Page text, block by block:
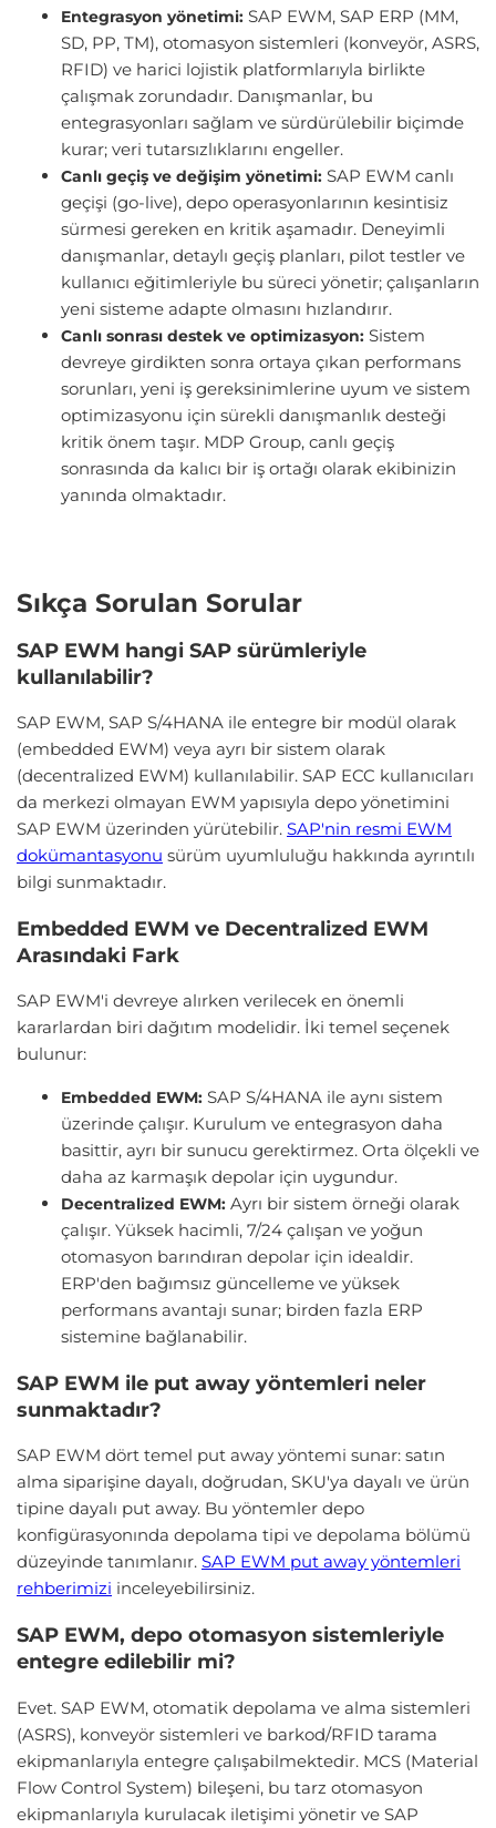
Entegrasyon yönetimi: SAP EWM, SAP ERP (MM,
SD, PP, TM), otomasyon sistemleri (konveyör, ASRS,
RFID) ve harici lojistik platformlarıyla birlikte
çalışmak zorundadır. Danışmanlar, bu
entegrasyonları sağlam ve sürdürülebilir biçimde
kurar; veri tutarsızlıklarını engeller.
Canlı geçiş ve değişim yönetimi: SAP EWM canlı
geçişi (go-live), depo operasyonlarının kesintisiz
sürmesi gereken en kritik aşamadır. Deneyimli
danışmanlar, detaylı geçiş planları, pilot testler ve
kullanıcı eğitimleriyle bu süreci yönetir; çalışanların
yeni sisteme adapte olmasını hızlandırır.
Canlı sonrası destek ve optimizasyon: Sistem
devreye girdikten sonra ortaya çıkan performans
sorunları, yeni iş gereksinimlerine uyum ve sistem
optimizasyonu için sürekli danışmanlık desteği
kritik önem taşır. MDP Group, canlı geçiş
sonrasında da kalıcı bir iş ortağı olarak ekibinizin
yanında olmaktadır.
Sıkça Sorulan Sorular
SAP EWM hangi SAP sürümleriyle
kullanılabilir?
SAP EWM, SAP S/4HANA ile entegre bir modül olarak
(embedded EWM) veya ayrı bir sistem olarak
(decentralized EWM) kullanılabilir. SAP ECC kullanıcıları
da merkezi olmayan EWM yapısıyla depo yönetimini
SAP EWM üzerinden yürütebilir. SAP'nin resmi EWM
dokümantasyonu sürüm uyumluluğu hakkında ayrıntılı
bilgi sunmaktadır.
Embedded EWM ve Decentralized EWM
Arasındaki Fark
SAP EWM'i devreye alırken verilecek en önemli
kararlardan biri dağıtım modelidir. İki temel seçenek
bulunur:
Embedded EWM: SAP S/4HANA ile aynı sistem
üzerinde çalışır. Kurulum ve entegrasyon daha
basittir, ayrı bir sunucu gerektirmez. Orta ölçekli ve
daha az karmaşık depolar için uygundur.
Decentralized EWM: Ayrı bir sistem örneği olarak
çalışır. Yüksek hacimli, 7/24 çalışan ve yoğun
otomasyon barındıran depolar için idealdir.
ERP'den bağımsız güncelleme ve yüksek
performans avantajı sunar; birden fazla ERP
sistemine bağlanabilir.
SAP EWM ile put away yöntemleri neler
sunmaktadır?
SAP EWM dört temel put away yöntemi sunar: satın
alma siparişine dayalı, doğrudan, SKU'ya dayalı ve ürün
tipine dayalı put away. Bu yöntemler depo
konfigürasyonında depolama tipi ve depolama bölümü
düzeyinde tanımlanır. SAP EWM put away yöntemleri
rehberimizi inceleyebilirsiniz.
SAP EWM, depo otomasyon sistemleriyle
entegre edilebilir mi?
Evet. SAP EWM, otomatik depolama ve alma sistemleri
(ASRS), konveyör sistemleri ve barkod/RFID tarama
ekipmanlarıyla entegre çalışabilmektedir. MCS (Material
Flow Control System) bileşeni, bu tarz otomasyon
ekipmanlarıyla kurulacak iletişimi yönetir ve SAP